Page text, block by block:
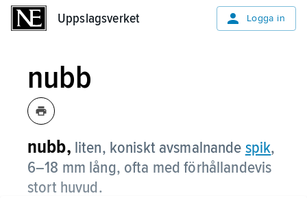
Uppslagsverket Logga in
nubb
nubb, liten, koniskt avsmalnande spik,
6–18 mm lång, ofta med förhållandevis
stort huvud.